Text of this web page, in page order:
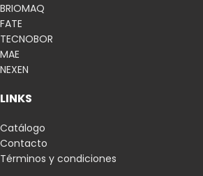
BRIOMAQ
FATE
TECNOBOR
MAE
NEXEN
LINKS
Catálogo
Contacto
Términos y condiciones